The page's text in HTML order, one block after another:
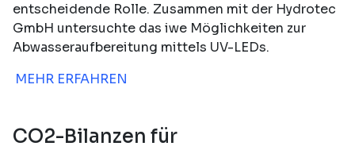
entscheidende Rolle. Zusammen mit der Hydrotec
GmbH untersuchte das iwe Möglichkeiten zur
Abwasseraufbereitung mittels UV-LEDs.
MEHR ERFAHREN
CO2-Bilanzen für